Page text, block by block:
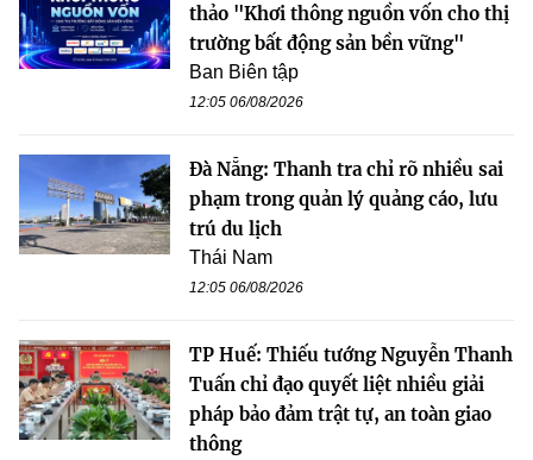
thảo "Khơi thông nguồn vốn cho thị
trường bất động sản bền vững"
Ban Biên tập
12:05 06/08/2026
Đà Nẵng: Thanh tra chỉ rõ nhiều sai
phạm trong quản lý quảng cáo, lưu
trú du lịch
Thái Nam
12:05 06/08/2026
TP Huế: Thiếu tướng Nguyễn Thanh
Tuấn chỉ đạo quyết liệt nhiều giải
pháp bảo đảm trật tự, an toàn giao
thông